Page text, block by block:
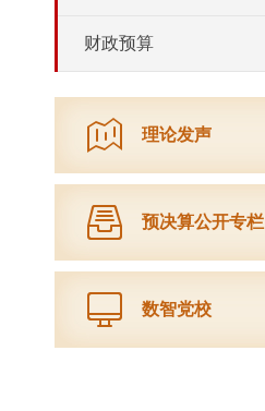
财政预算
理论发声
预决算公开专栏
数智党校